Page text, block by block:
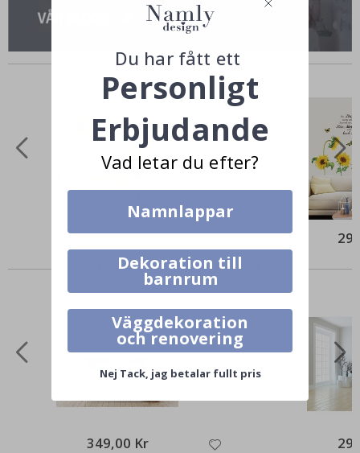
Andra köpte också
295,00 Kr
Liknande Produkter
349,00 Kr
Du har fått ett
Personligt
Erbjudande
Vad letar du efter?
Namnlappar
Dekoration till
barnrum
Väggdekoration
och renovering
Nej Tack, jag betalar fullt pris